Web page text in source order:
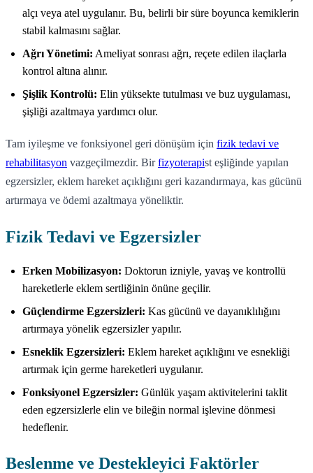
alçı veya atel uygulanır. Bu, belirli bir süre boyunca kemiklerin
stabil kalmasını sağlar.
Ağrı Yönetimi: Ameliyat sonrası ağrı, reçete edilen ilaçlarla
kontrol altına alınır.
Şişlik Kontrolü: Elin yüksekte tutulması ve buz uygulaması,
şişliği azaltmaya yardımcı olur.
Tam iyileşme ve fonksiyonel geri dönüşüm için fizik tedavi ve
rehabilitasyon vazgeçilmezdir. Birfizyoterapist eşliğinde yapılan
egzersizler, eklem hareket açıklığını geri kazandırmaya, kas gücünü
artırmaya ve ödemi azaltmaya yöneliktir.
Fizik Tedavi ve Egzersizler
Erken Mobilizasyon: Doktorun izniyle, yavaş ve kontrollü
hareketlerle eklem sertliğinin önüne geçilir.
Güçlendirme Egzersizleri: Kas gücünü ve dayanıklılığını
artırmaya yönelik egzersizler yapılır.
Esneklik Egzersizleri: Eklem hareket açıklığını ve esnekliği
artırmak için germe hareketleri uygulanır.
Fonksiyonel Egzersizler: Günlük yaşam aktivitelerini taklit
eden egzersizlerle elin ve bileğin normal işlevine dönmesi
hedeflenir.
Beslenme ve Destekleyici Faktörler